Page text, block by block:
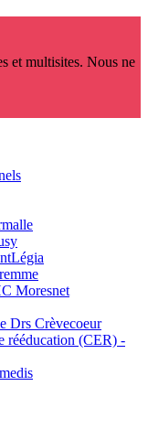
et multisites. Nous ne
Moresnet
Drs Crèvecoeur
rééducation (CER) -